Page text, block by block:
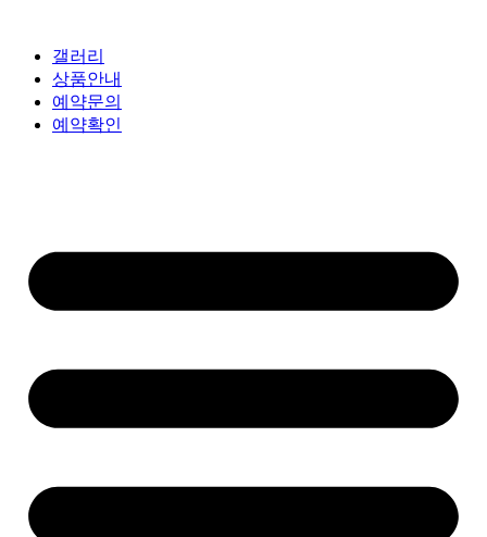
갤러리
상품안내
예약문의
예약확인